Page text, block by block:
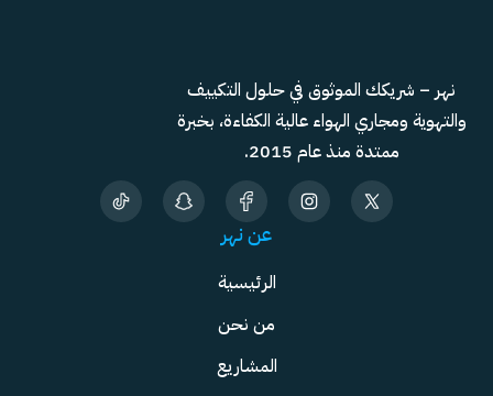
نهر – شريكك الموثوق في حلول التكييف
والتهوية ومجاري الهواء عالية الكفاءة، بخبرة
ممتدة منذ عام 2015.
عن نهر
الرئيسية
من نحن
المشاريع